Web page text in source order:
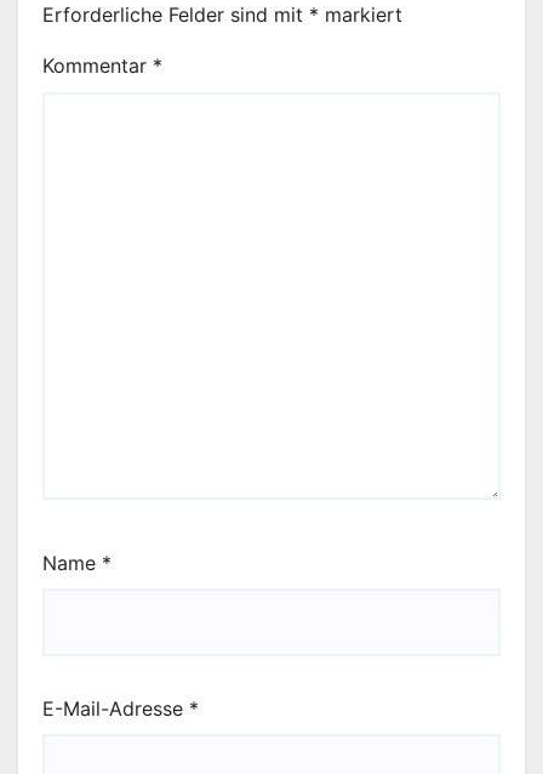
Erforderliche Felder sind mit * markiert
Kommentar *
Name *
E-Mail-Adresse *